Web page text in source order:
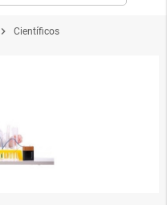
chevron_right Científicos